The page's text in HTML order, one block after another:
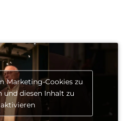
Marketing-Cookies zu
und diesen Inhalt zu
aktivieren